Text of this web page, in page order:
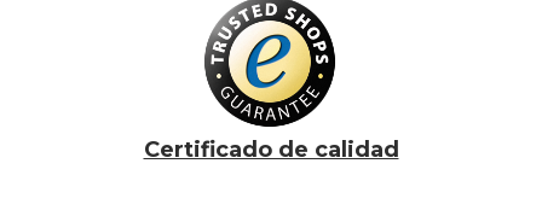
Certificado de calidad